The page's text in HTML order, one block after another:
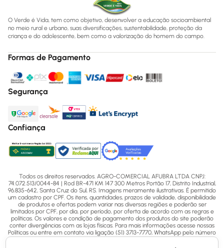
O Verde é Vida, tem como objetivo, desenvolver a educação socioambiental
no meio rural e urbano, suas diversificações, sustentabilidade, proteção da
criança e do adolescente, bem como a valorização do homem do campo.
Formas de Pagamento
Segurança
Confiança
Todos os direitos reservados. AGRO-COMERCIAL AFUBRA LTDA CNPJ:
74.072.513/0044-84 | Rod BR-471 KM 147 300 Metros Portão 17, Distrito Industrial,
96.835-642, Santa Cruz do Sul, RS. Imagens meramente ilustrativas. É permitido
um cadastro por CPF. Os itens, quantidades, prazos de validade, disponibilidade
de produtos e ofertas podem variar nas diversas regiões e poderão ser
limitados por CPF, por dia, por período, por oferta de acordo com as regras e
políticas. Os valores e condição de pagamento dos produtos do site poderão
conter divergências com as lojas físicas. Para mais informações acesse nossas
Políticas ou entre em contato via ligação (51) 3713-7770, WhatsApp pelo número